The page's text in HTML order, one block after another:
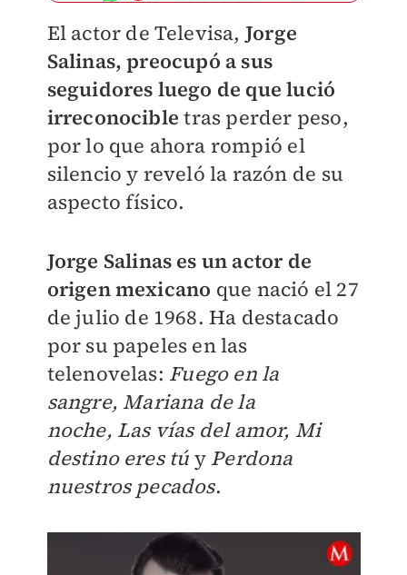
El actor de Televisa, Jorge
Salinas, preocupó a sus
seguidores luego de que lució
irreconocibletras perder peso,
por lo que ahora rompió el
silencio y reveló la razón de su
aspecto físico.
Jorge Salinas es un actor de
origen mexicano que nació el 27
de julio de 1968. Ha destacado
por su papeles en las
telenovelas: Fuego en la
sangre, Mariana de la
noche, Las vías del amor, Mi
destino eres tú y Perdona
nuestros pecados.